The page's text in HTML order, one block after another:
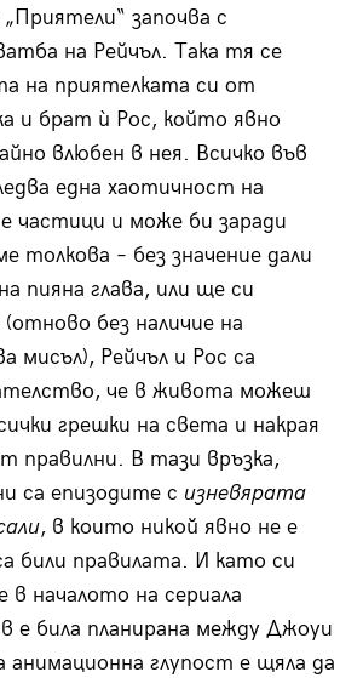
започва с
на Рейчъл. Така тя се
на приятелката си от
и брат ѝ Рос, който явно
влюбен в нея. Всичко във
една хаотичност на
частици и може би заради
толкова – без значение дали
пияна глава, или ще си
без наличие на
мисъл), Рейчъл и Рос са
че в живота можеш
грешки на света и накрая
правилни. В тази връзка,
са епизодите с изневярата
, в които никой явно не е
били правилата. И като си
в началото на сериала
е била планирана между Джоуи
глупост е щяла да